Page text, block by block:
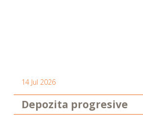
14 Jul 2026
Depozita progresive